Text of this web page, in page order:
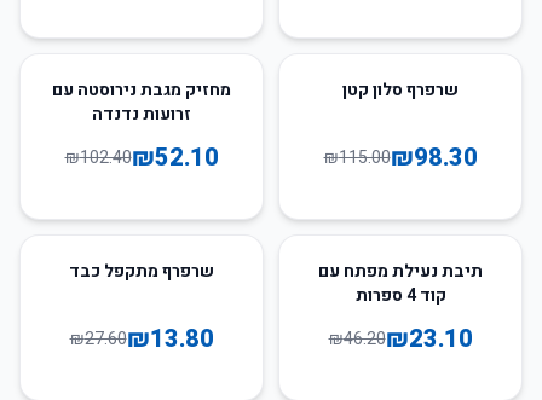
שרפרף סלון קטן
₪98.30
₪115.00
49
מחזיק מגבת נירוסטה עם
זרועות נדנדה
₪52.10
₪102.40
50
תיבת נעילת מפתח עם
קוד 4 ספרות
₪23.10
₪46.20
שרפרף מתקפל כבד
₪13.80
₪27.60